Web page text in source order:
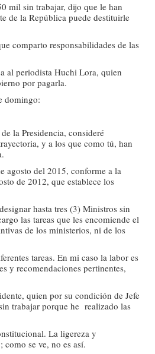
mil sin trabajar, dijo que le han
de la República puede destituirle
comparto responsabilidades de las
al periodista Huchi Lora, quien
por pagarla.
domingo:
la Presidencia, consideré
y a los que como tú, han
agosto del 2015, conforme a la
de 2012, que establece los
hasta tres (3) Ministros sin
las tareas que les encomiende el
de los ministerios, ni de los
tareas. En mi caso la labor es
y recomendaciones pertinentes,
quien por su condición de Jefe
trabajar porque he realizado las
La ligereza y
se ve, no es así.